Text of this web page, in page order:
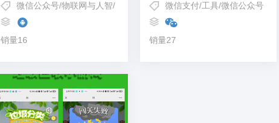
微信公众号/物联网与人智/ 智能快递柜/ 流量主变现/快递驿站
销量16
微信支付/工具/微信公众号
销量27